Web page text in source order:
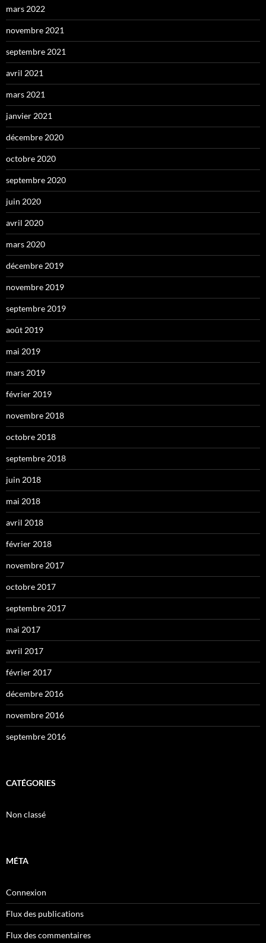
mars 2022
novembre 2021
septembre 2021
avril 2021
mars 2021
janvier 2021
décembre 2020
octobre 2020
septembre 2020
juin 2020
avril 2020
mars 2020
décembre 2019
novembre 2019
septembre 2019
août 2019
mai 2019
mars 2019
février 2019
novembre 2018
octobre 2018
septembre 2018
juin 2018
mai 2018
avril 2018
février 2018
novembre 2017
octobre 2017
septembre 2017
mai 2017
avril 2017
février 2017
décembre 2016
novembre 2016
septembre 2016
CATÉGORIES
Non classé
MÉTA
Connexion
Flux des publications
Flux des commentaires